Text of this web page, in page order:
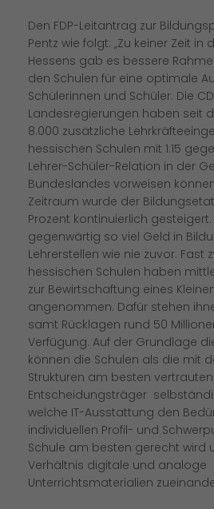
Den FDP-Leitantrag zur
Pentz wie folgt: „Zu keiner Zeit in
Hessens gab es bessere
den Schulen für eine optimale
Schülerinnen und Schüler. Die
Landesregierungen haben seit
8.000 zusätzliche
hessischen Schulen mit 1:15
Lehrer-Schüler-Relation in der
Bundeslandes vorweisen
Zeitraum wurde der
Prozent kontinuierlich
gegenwärtig so viel Geld in
Lehrerstellen wie nie zuvor. Fast
hessischen Schulen haben
zur Bewirtschaftung eines
angenommen. Dafür stehen
samt Rücklagen rund 50
Verfügung. Auf der Grundlage
können die Schulen als die mit
Strukturen am besten vertrauten
Entscheidungsträger
welche IT-Ausstattung den
individuellen Profil- und
Schule am besten gerecht wird
Verhältnis digitale und analoge
Unterrichtsmaterialien